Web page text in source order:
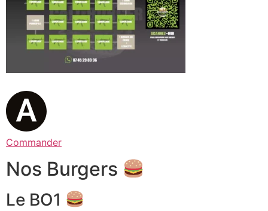
Commander
Nos Burgers
Le BO1